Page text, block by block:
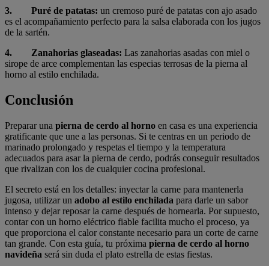
3. Puré de patatas: un cremoso puré de patatas con ajo asado
es el acompañamiento perfecto para la salsa elaborada con los jugos
de la sartén.
4. Zanahorias glaseadas: Las zanahorias asadas con miel o
sirope de arce complementan las especias terrosas de la pierna al
horno al estilo enchilada.
Conclusión
Preparar una pierna de cerdo al horno en casa es una experiencia
gratificante que une a las personas. Si te centras en un periodo de
marinado prolongado y respetas el tiempo y la temperatura
adecuados para asar la pierna de cerdo, podrás conseguir resultados
que rivalizan con los de cualquier cocina profesional.
El secreto está en los detalles: inyectar la carne para mantenerla
jugosa, utilizar un adobo al estilo enchilada para darle un sabor
intenso y dejar reposar la carne después de hornearla. Por supuesto,
contar con un horno eléctrico fiable facilita mucho el proceso, ya
que proporciona el calor constante necesario para un corte de carne
tan grande. Con esta guía, tu próxima pierna de cerdo al horno
navideña será sin duda el plato estrella de estas fiestas.